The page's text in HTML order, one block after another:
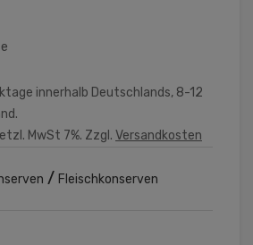
innerhalb Deutschlands, 8-12
MwSt 7%. Zzgl. Versandkosten
/ Fleischkonserven